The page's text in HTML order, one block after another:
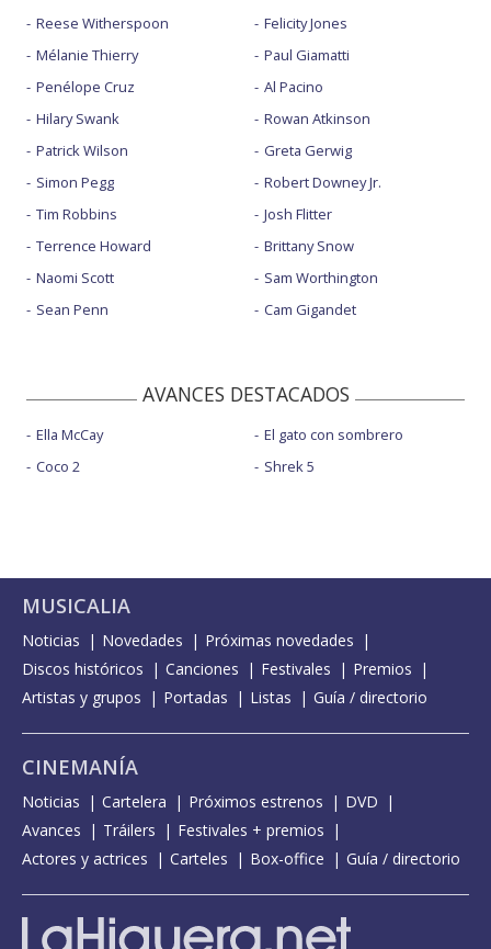
Reese Witherspoon
Mélanie Thierry
Penélope Cruz
Hilary Swank
Patrick Wilson
Simon Pegg
Tim Robbins
Terrence Howard
Naomi Scott
Sean Penn
Felicity Jones
Paul Giamatti
Al Pacino
Rowan Atkinson
Greta Gerwig
Robert Downey Jr.
Josh Flitter
Brittany Snow
Sam Worthington
Cam Gigandet
AVANCES DESTACADOS
Ella McCay
Coco 2
El gato con sombrero
Shrek 5
MUSICALIA
Noticias Novedades
Próximas novedades
Discos históricos
Canciones Festivales
Premios
Artistas y grupos
Portadas Listas Guía / directorio
CINEMANÍA
Noticias Cartelera Próximos estrenos
DVD
Avances
Tráilers
Festivales + premios
Actores y actrices
Carteles Box-office Guía / directorio